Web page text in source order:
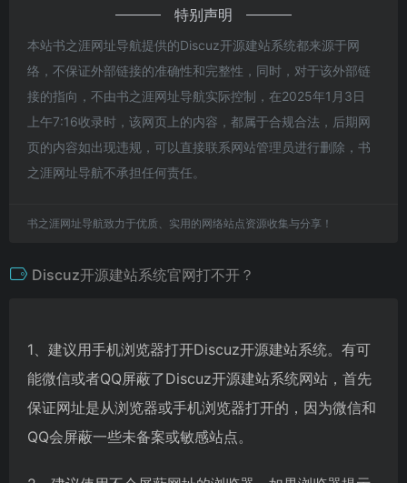
特别声明
本站书之涯网址导航提供的Discuz开源建站系统都来源于网
络，不保证外部链接的准确性和完整性，同时，对于该外部链
接的指向，不由书之涯网址导航实际控制，在2025年1月3日
上午7:16收录时，该网页上的内容，都属于合规合法，后期网
页的内容如出现违规，可以直接联系网站管理员进行删除，书
之涯网址导航不承担任何责任。
书之涯网址导航致力于优质、实用的网络站点资源收集与分享！
Discuz开源建站系统官网打不开？
1、建议用手机浏览器打开Discuz开源建站系统。有可
能微信或者QQ屏蔽了Discuz开源建站系统网站，首先
保证网址是从浏览器或手机浏览器打开的，因为微信和
QQ会屏蔽一些未备案或敏感站点。